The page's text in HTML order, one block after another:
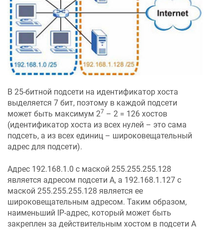
В 25-битной подсети на идентификатор хоста
выделяется 7 бит, поэтому в каждой подсети
может быть максимум 27 – 2 = 126 хостов
(идентификатор хоста из всех нулей – это сама
подсеть, а из всех единиц – широковещательный
адрес для подсети).
Адрес 192.168.1.0 с маской 255.255.255.128
является адресом подсети А, а 192.168.1.127 с
маской 255.255.255.128 является ее
широковещательным адресом. Таким образом,
наименьший IP-адрес, который может быть
закреплен за действительным хостом в подсети А